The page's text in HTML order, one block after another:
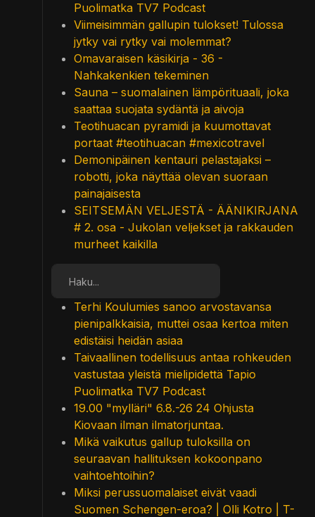
Puolimatka TV7 Podcast
Viimeisimmän gallupin tulokset! Tulossa
jytky vai rytky vai molemmat?
Omavaraisen käsikirja - 36 -
Nahkakenkien tekeminen
Sauna – suomalainen lämpörituaali, joka
saattaa suojata sydäntä ja aivoja
Teotihuacan pyramidi ja kuumottavat
portaat #teotihuacan #mexicotravel
Demonipäinen kentauri pelastajaksi –
robotti, joka näyttää olevan suoraan
painajaisesta
SEITSEMÄN VELJESTÄ - ÄÄNIKIRJANA
# 2. osa - Jukolan veljekset ja rakkauden
murheet kaikilla
Terhi Koulumies sanoo arvostavansa
pienipalkkaisia, muttei osaa kertoa miten
edistäisi heidän asiaa
Taivaallinen todellisuus antaa rohkeuden
vastustaa yleistä mielipidettä Tapio
Puolimatka TV7 Podcast
19.00 "mylläri" 6.8.-26 24 Ohjusta
Kiovaan ilman ilmatorjuntaa.
Mikä vaikutus gallup tuloksilla on
seuraavan hallituksen kokoonpano
vaihtoehtoihin?
Miksi perussuomalaiset eivät vaadi
Suomen Schengen-eroa? | Olli Kotro | T-